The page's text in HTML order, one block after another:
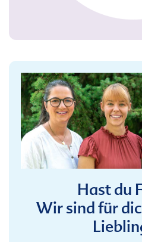
Hast du
Wir sind für